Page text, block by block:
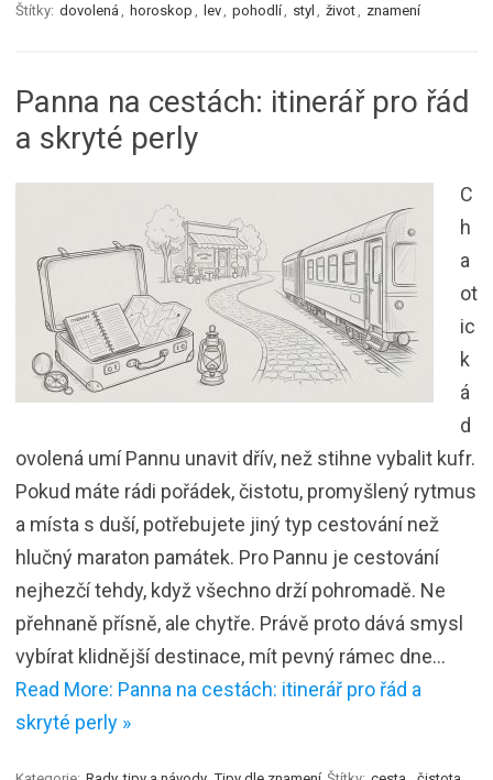
Štítky: dovolená horoskop lev pohodlí styl život znamení
Panna na cestách: itinerář pro řád
a skryté perly
C
h
a
ot
ic
k
á
d
ovolená umí Pannu unavit dřív, než stihne vybalit kufr.
Pokud máte rádi pořádek, čistotu, promyšlený rytmus
a místa s duší, potřebujete jiný typ cestování než
hlučný maraton památek. Pro Pannu je cestování
nejhezčí tehdy, když všechno drží pohromadě. Ne
přehnaně přísně, ale chytře. Právě proto dává smysl
vybírat klidnější destinace, mít pevný rámec dne…
Read More: Panna na cestách: itinerář pro řád a
skryté perly »